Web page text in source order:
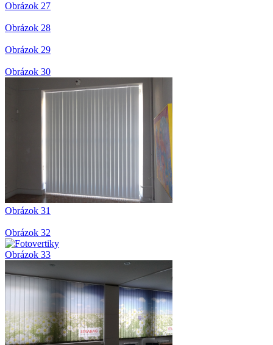
Obrázok 27
Obrázok 28
Obrázok 29
Obrázok 30
Obrázok 31
Obrázok 32
Obrázok 33